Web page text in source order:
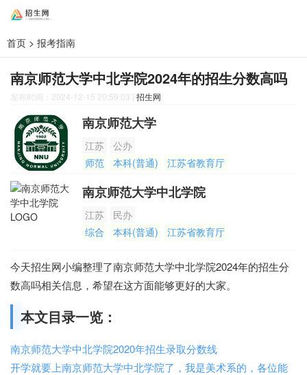
首页 > 报考指南
南京师范大学中北学院2024年的招生分数高吗
发布时间：2024-12-15 20:59:03 | 招生网
南京师范大学
江苏
公办
师范
本科(普通) 江苏省教育厅
南京师范大学中北学院
江苏
民办
综合
本科(普通) 江苏省教育厅
今天招生网小编整理了南京师范大学中北学院2024年的招生分
数高吗相关信息，希望在这方面能够更好的大家。
本文目录一览：
南京师范大学中北学院2020年招生录取分数线
开学就要上南京师范大学中北学院了，我是美术系的，各位能